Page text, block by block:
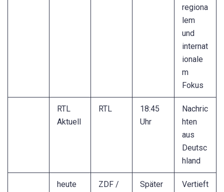
regiona
lem
und
internat
ionale
m
Fokus
RTL
Aktuell
RTL
18:45
Uhr
Nachric
hten
aus
Deutsc
hland
heute
ZDF /
Später
Vertieft